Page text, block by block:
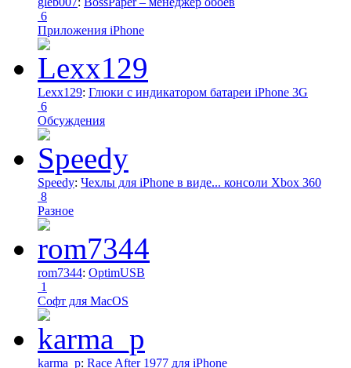
6
Приложения iPhone
Lexx129: Глюки с индикатором батареи iPhone 3G
6
Обсуждения
Speedy: Чехлы для iPhone в виде... консоли Xbox 360
8
Разное
rom7344: OptimUSB
1
Софт для MacOS
karma_p: Race After 1977 для iPhone